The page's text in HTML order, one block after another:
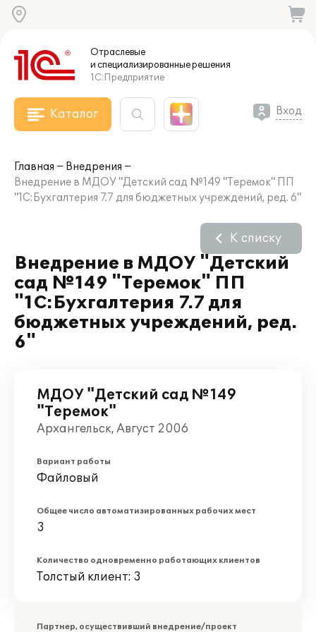
Отраслевые
и специализированныерешения
1С:Предприятие
Каталог Вход
Главная
Внедрения
Внедрение в МДОУ "Детский сад №149 "Теремок" ПП
"1С:Бухгалтерия 7.7 для бюджетных учреждений, ред. 6"
Внедрение в МДОУ "Детский
сад №149 "Теремок" ПП
"1С:Бухгалтерия 7.7 для
бюджетных учреждений, ред.
6"
К списку
МДОУ "Детский сад №149
"Теремок"
Архангельск, Август 2006
Вариант работы
Файловый
Общее число автоматизированных рабочих мест
3
Количество одновременно работающих клиентов
Толстый клиент: 3
Партнер, осуществивший внедрение/проект